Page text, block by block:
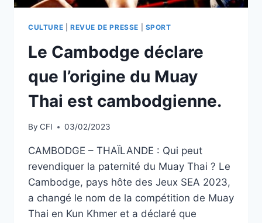
DU
FRANÇAIS.”
CULTURE REVUE DE PRESSE SPORT
Le Cambodge déclare
que l’origine du Muay
Thai est cambodgienne.
By CFI 03/02/2023
CAMBODGE – THAÏLANDE : Qui peut
revendiquer la paternité du Muay Thai ? Le
Cambodge, pays hôte des Jeux SEA 2023,
a changé le nom de la compétition de Muay
Thai en Kun Khmer et a déclaré que